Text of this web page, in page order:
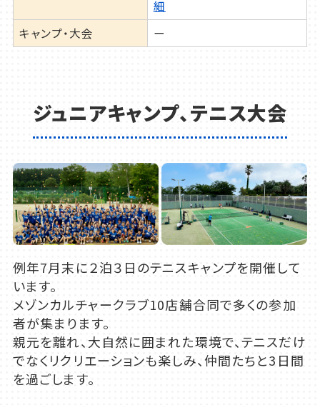
細
キャンプ・大会
ー
ジュニアキャンプ、テニス大会
例年7月末に２泊３日のテニスキャンプを開催して
います。
メゾンカルチャークラブ10店舗合同で多くの参加
者が集まります。
親元を離れ、大自然に囲まれた環境で、テニスだけ
でなくリクリエーションも楽しみ、仲間たちと3日間
を過ごします。